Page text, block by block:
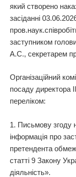
який створено
засіданні
заступником
А.С., секретарем
Організаційний
посаду директора
переліком:
1. Письмову згоду
інформація про
претендента
статті 9 Закону
діяльність».